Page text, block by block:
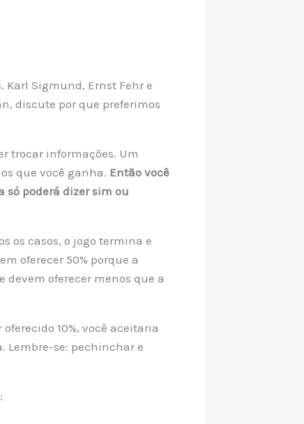
Karl Sigmund, Ernst Fehr e
discute por que preferimos
trocar informações. Um
que você ganha. Então você
só poderá dizer sim ou
os casos, o jogo termina e
oferecer 50% porque a
oferecer menos que a
10%, você aceitaria
Lembre-se: pechinchar e